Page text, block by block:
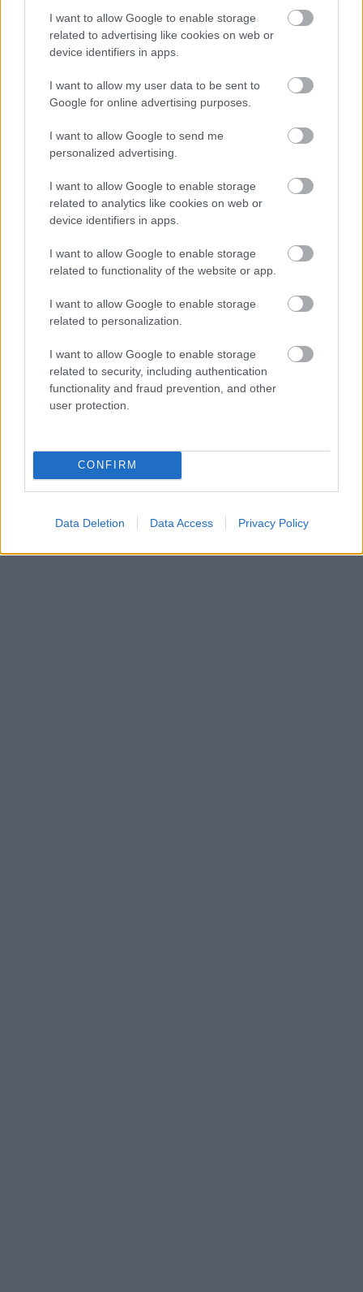
I want to allow Google to enable storage
related to advertising like cookies on web or
device identifiers in apps.
I want to allow my user data to be sent to
Google for online advertising purposes.
I want to allow Google to send me
personalized advertising.
I want to allow Google to enable storage
related to analytics like cookies on web or
device identifiers in apps.
I want to allow Google to enable storage
related to functionality of the website or app.
I want to allow Google to enable storage
related to personalization.
I want to allow Google to enable storage
related to security, including authentication
functionality and fraud prevention, and other
user protection.
CONFIRM
Data Deletion Data Access Privacy Policy
conjunto celeste pierde a Ristic,
Fali, lesionado
El Cádiz se medirá el domingo al Celta en una final por la
salvación y no podrá contar Fali, según informó el técnico
disponible para el partido es Jeremías Ledesma, quien se
ha recuperado de unas molestias.
Areso entrena al margen
con las bajas de Rubén Peña y José Arnaiz y las dudas de
Juan Cruz y Areso. El primero padece un proceso febril,
segundo día consecutivo por una ligera sobrecarga.
Jordi Martín, baja
El Getafe viaja a Barcelona con las únicas bajas de
Arambarri y Jordi Martín. El extremo no se ha recuperado de
¿Aún no juegas a Comunio? Regístrate, ¡gratis!